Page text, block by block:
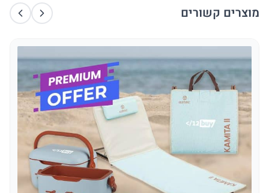
מוצרים קשורים